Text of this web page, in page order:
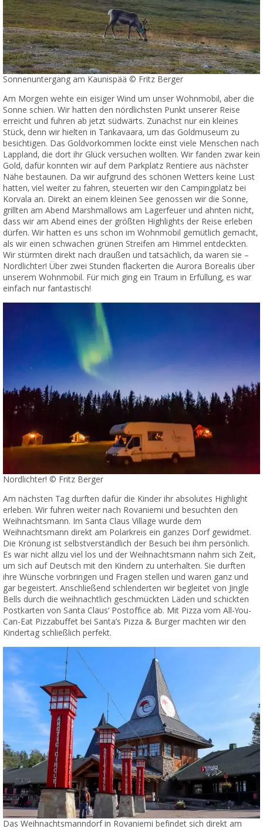
Sonnenuntergang am Kaunispää © Fritz Berger
Am Morgen wehte ein eisiger Wind um unser Wohnmobil, aber die
Sonne schien. Wir hatten den nördlichsten Punkt unserer Reise
erreicht und fuhren ab jetzt südwärts. Zunächst nur ein kleines
Stück, denn wir hielten in Tankavaara, um das Goldmuseum zu
besichtigen. Das Goldvorkommen lockte einst viele Menschen nach
Lappland, die dort ihr Glück versuchen wollten. Wir fanden zwar kein
Gold, dafür konnten wir auf dem Parkplatz Rentiere aus nächster
Nähe bestaunen. Da wir aufgrund des schönen Wetters keine Lust
hatten, viel weiter zu fahren, steuerten wir den Campingplatz bei
Korvala an. Direkt an einem kleinen See genossen wir die Sonne,
grillten am Abend Marshmallows am Lagerfeuer und ahnten nicht,
dass wir am Abend eines der größten Highlights der Reise erleben
dürfen. Wir hatten es uns schon im Wohnmobil gemütlich gemacht,
als wir einen schwachen grünen Streifen am Himmel entdeckten.
Wir stürmten direkt nach draußen und tatsächlich, da waren sie –
Nordlichter! Über zwei Stunden flackerten die Aurora Borealis über
unserem Wohnmobil. Für mich ging ein Traum in Erfüllung, es war
einfach nur fantastisch!
Nordlichter! © Fritz Berger
Am nächsten Tag durften dafür die Kinder ihr absolutes Highlight
erleben. Wir fuhren weiter nach Rovaniemi und besuchten den
Weihnachtsmann. Im Santa Claus Village wurde dem
Weihnachtsmann direkt am Polarkreis ein ganzes Dorf gewidmet.
Die Krönung ist selbstverständlich der Besuch bei ihm persönlich.
Es war nicht allzu viel los und der Weihnachtsmann nahm sich Zeit,
um sich auf Deutsch mit den Kindern zu unterhalten. Sie durften
ihre Wünsche vorbringen und Fragen stellen und waren ganz und
gar begeistert. Anschließend schlenderten wir begleitet von Jingle
Bells durch die weihnachtlich geschmückten Läden und schickten
Postkarten von Santa Claus‘ Postoffice ab. Mit Pizza vom All-You-
Can-Eat Pizzabuffet bei Santa’s Pizza & Burger machten wir den
Kindertag schließlich perfekt.
Das Weihnachtsmanndorf in Rovaniemi befindet sich direkt am